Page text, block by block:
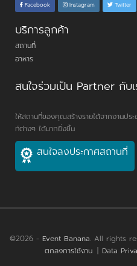
Facebook Instagram Twitter
บริการลูกค้า
สถานที่
อาหาร
สนใจร่วมเป็น Partner กับเ
ให้สถานที่ของคุณสร้างรายได้จากงานปร
ท์ต่างๆ ได้มากยิ่งขึ้น
สนใจลงประกาศสถานที่
©2026 - Event Banana. All rights
ตกลงการใช้งาน | Data